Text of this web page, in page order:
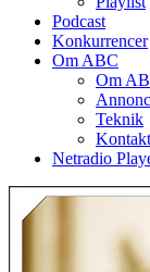
Podcast
Konkurrencer
Om ABC
Om
Teknik
Kontakt
Netradio